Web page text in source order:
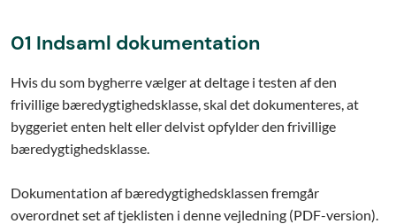
01 Indsaml dokumentation
Hvis du som bygherre vælger at deltage i testen af den
frivillige bæredygtighedsklasse, skal det dokumenteres, at
byggeriet enten helt eller delvist opfylder den frivillige
bæredygtighedsklasse.
Dokumentation af bæredygtighedsklassen fremgår
overordnet set af tjeklisten i denne vejledning (PDF-version).